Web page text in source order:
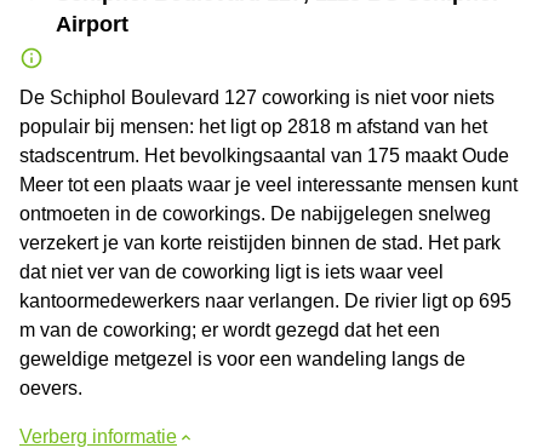
Airport
De Schiphol Boulevard 127 coworking is niet voor niets
populair bij mensen: het ligt op 2818 m afstand van het
stadscentrum. Het bevolkingsaantal van 175 maakt Oude
Meer tot een plaats waar je veel interessante mensen kunt
ontmoeten in de coworkings. De nabijgelegen snelweg
verzekert je van korte reistijden binnen de stad. Het park
dat niet ver van de coworking ligt is iets waar veel
kantoormedewerkers naar verlangen. De rivier ligt op 695
m van de coworking; er wordt gezegd dat het een
geweldige metgezel is voor een wandeling langs de
oevers.
Verberg informatie